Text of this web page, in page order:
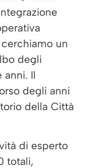
un
degli
anni. Il
degli anni
della Città
di esperto
totali,